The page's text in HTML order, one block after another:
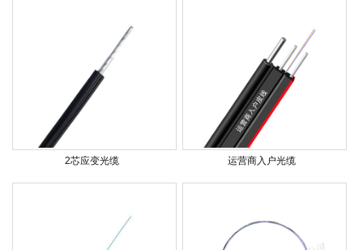
2芯应变光缆 运营商入户光缆